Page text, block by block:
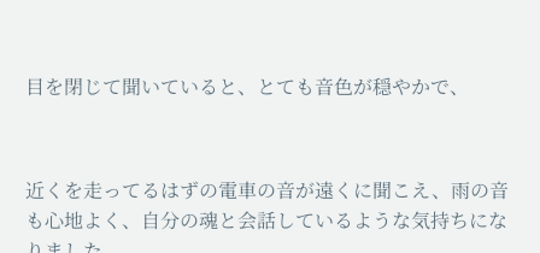
目を閉じて聞いていると、とても音色が穏やかで、
近くを走ってるはずの電車の音が遠くに聞こえ、雨の音
も心地よく、自分の魂と会話しているような気持ちにな